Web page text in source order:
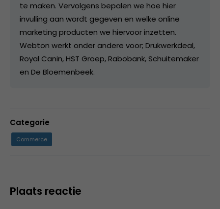
te maken. Vervolgens bepalen we hoe hier
invulling aan wordt gegeven en welke online
marketing producten we hiervoor inzetten.
Webton werkt onder andere voor; Drukwerkdeal,
Royal Canin, HST Groep, Rabobank, Schuitemaker
en De Bloemenbeek.
Categorie
Commerce
Plaats reactie